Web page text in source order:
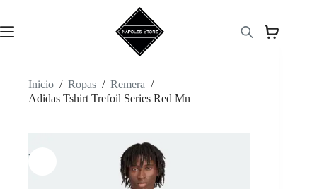
contenido
Inicio / Ropas / Remera /
Adidas Tshirt Trefoil Series Red Mn
-34%